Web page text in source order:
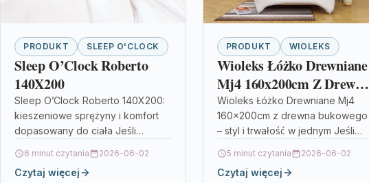
PRODUKT SLEEP O'CLOCK
Sleep O’Clock Roberto
140X200
Sleep O’Clock Roberto 140X200:
kieszeniowe sprężyny i komfort
dopasowany do ciała Jeśli
kręgosłup i pomaga utrzymać
równy, spokojny sen zarówno…
6 minut czytania 2026-06-02
Czytaj więcej
PRODUKT WIOLEKS
Wioleks Łóżko Drewniane
Mj4 160x200cm Z Drewna
Bukowego
Wioleks Łóżko Drewniane Mj4
160x200cm z drewna bukowego
– styl i trwałość w jednym Jeśli
sypialni, który wygląda lekko, a
jednocześnie…
5 minut czytania 2026-06-02
Czytaj więcej